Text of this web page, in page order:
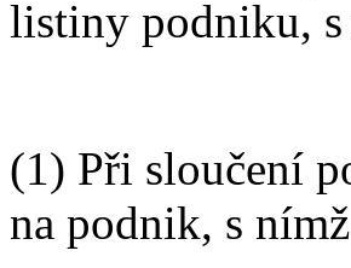
listiny podniku,
(1) Při sloučení
na podnik, s